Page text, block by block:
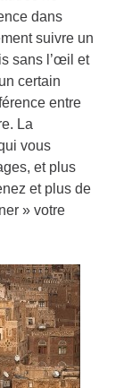
dans
suivre un
sans l’œil et
certain
entre
La
vous
et plus
et plus de
» votre